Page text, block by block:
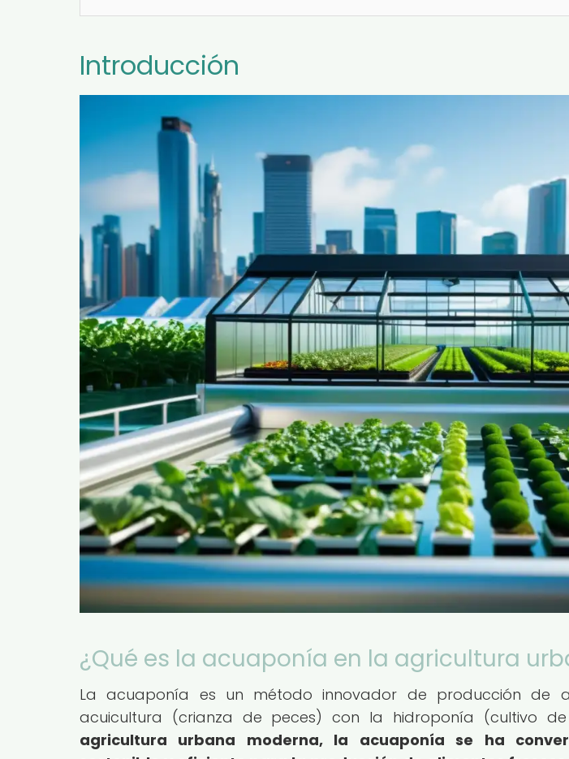
Introducción
¿Qué es la acuaponía en la agricultura
La acuaponía es un método innovador de producción de
acuicultura (crianza de peces) con la hidroponía (cultivo
agricultura urbana moderna, la acuaponía se ha